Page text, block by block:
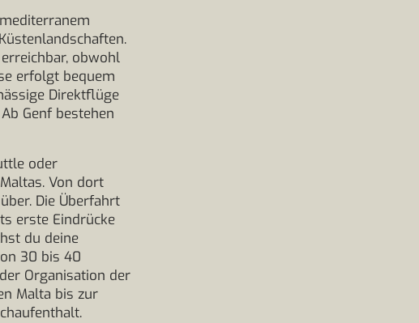
obwohl
erfolgt bequem
Direktflüge
Genf bestehen
oder
Von dort
Die Überfahrt
erste Eindrücke
du deine
30 bis 40
Organisation der
Malta bis zur